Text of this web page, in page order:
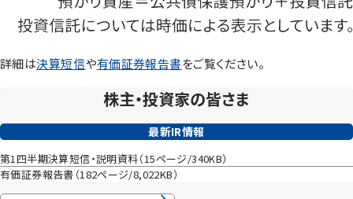
詳細は決算短信や有価証券報告書をご覧ください。
株主・投資家の皆さま
最新IR情報
第1四半期決算短信・説明資料（15ページ/340KB）
有価証券報告書（182ページ/8,022KB）